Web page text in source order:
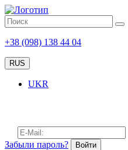
+38 (098) 138 44 04
RUS
UKR
Забыли пароль? Войти